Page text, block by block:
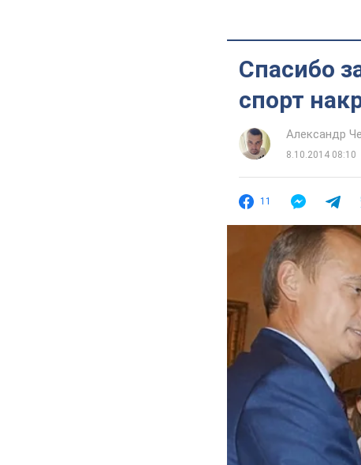
Спасибо
спорт
Александр
8.10.2014 08:10
11